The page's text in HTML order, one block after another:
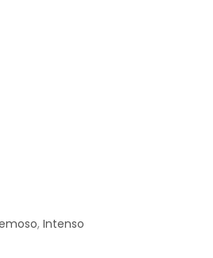
, Intenso